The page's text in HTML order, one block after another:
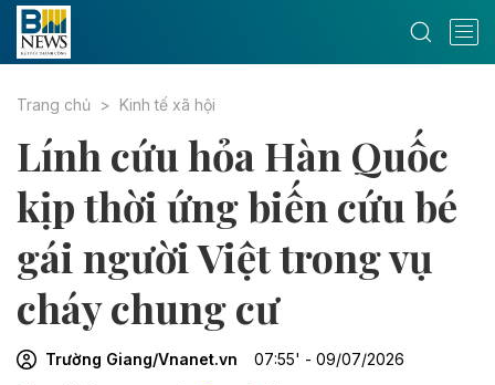
Trang chủ Kinh tế xã hội
Lính cứu hỏa Hàn Quốc
kịp thời ứng biến cứu bé
gái người Việt trong vụ
cháy chung cư
Trường Giang/Vnanet.vn 07:55' - 09/07/2026